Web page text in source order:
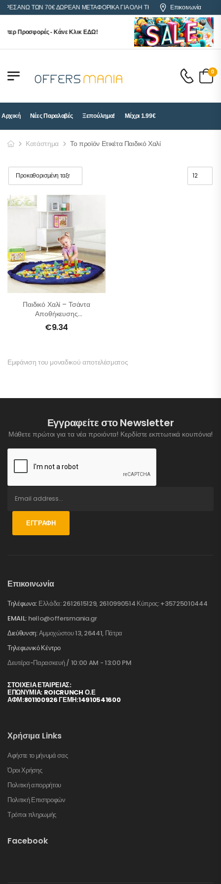
ΑΝΩ ΤΩΝ 70€ ΔΩΡΕΑΝ ΜΕΤΑΦΟΡΙΚΑ ΓΙΑ ΟΛΗ ΤΗΝ ΕΛΛΑΔΑΕπικοινωνία
Προσφορές - Κάνε Κλικ ΕΔΩ!
0
Αρχική Νέες Παραλαβές Ξεπούλημα! Μέχρι 1.99€
Κατάστημα Το προϊόν Ετικέτα Παιδικό Χαλί
Παιδικό Χαλί – Τσάντα
Αποθήκευσης
Παιχνιδιών
€9.34
Εμφάνιση του μοναδικού αποτελέσματος
Εγγραφείτε στο Newsletter
Μάθετε πρώτοι για τα νέα προιόντα! Κερδίστε εκπτωτικά κουπόνια!
ΕΓΓΡΑΦΉ
Επικοινωνία
Τηλέφωνα: Ελλάδα: 2612615129, 2610990514 Κύπρος: +35725010444
EMAIL: hello@offersmania.gr
Διεύθυνση:Αμμοχώστου 13, 26441, Πάτρα
Τηλεφωνικό Κέντρο
Δευτέρα-Παρασκευή / 10:00 AM - 13:00 PM
ΣΤΟΙΧΕΊΑ ΕΤΑΙΡΕΊΑΣ:
ΕΠΩΝΥΜΙΑ: ROICRUNCH Ο.Ε
ΑΦΜ:801100926 ΓΕΜΗ:14910541600
Χρήσιμα Links
Αφήστε το μήνυμά σας
Όροι Χρήσης
Πολιτική απορρήτου
Πολιτική Επιστροφών
Τρόποι πληρωμής
Facebook